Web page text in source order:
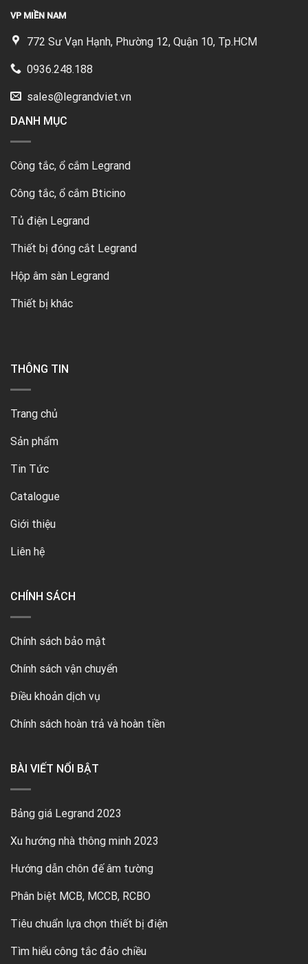
VP MIỀN NAM
772 Sư Vạn Hạnh, Phường 12, Quận 10, Tp.HCM
0936.248.188
sales@legrandviet.vn
DANH MỤC
Công tắc, ổ cắm Legrand
Công tắc, ổ cắm Bticino
Tủ điện Legrand
Thiết bị đóng cắt Legrand
Hộp âm sàn Legrand
Thiết bị khác
THÔNG TIN
Trang chủ
Sản phẩm
Tin Tức
Catalogue
Giới thiệu
Liên hệ
CHÍNH SÁCH
Chính sách bảo mật
Chính sách vận chuyển
Điều khoản dịch vụ
Chính sách hoàn trả và hoàn tiền
BÀI VIẾT NỔI BẬT
Bảng giá Legrand 2023
Xu hướng nhà thông minh 2023
Hướng dẫn chôn đế âm tường
Phân biệt MCB, MCCB, RCBO
Tiêu chuẩn lựa chọn thiết bị điện
Tìm hiểu công tắc đảo chiều